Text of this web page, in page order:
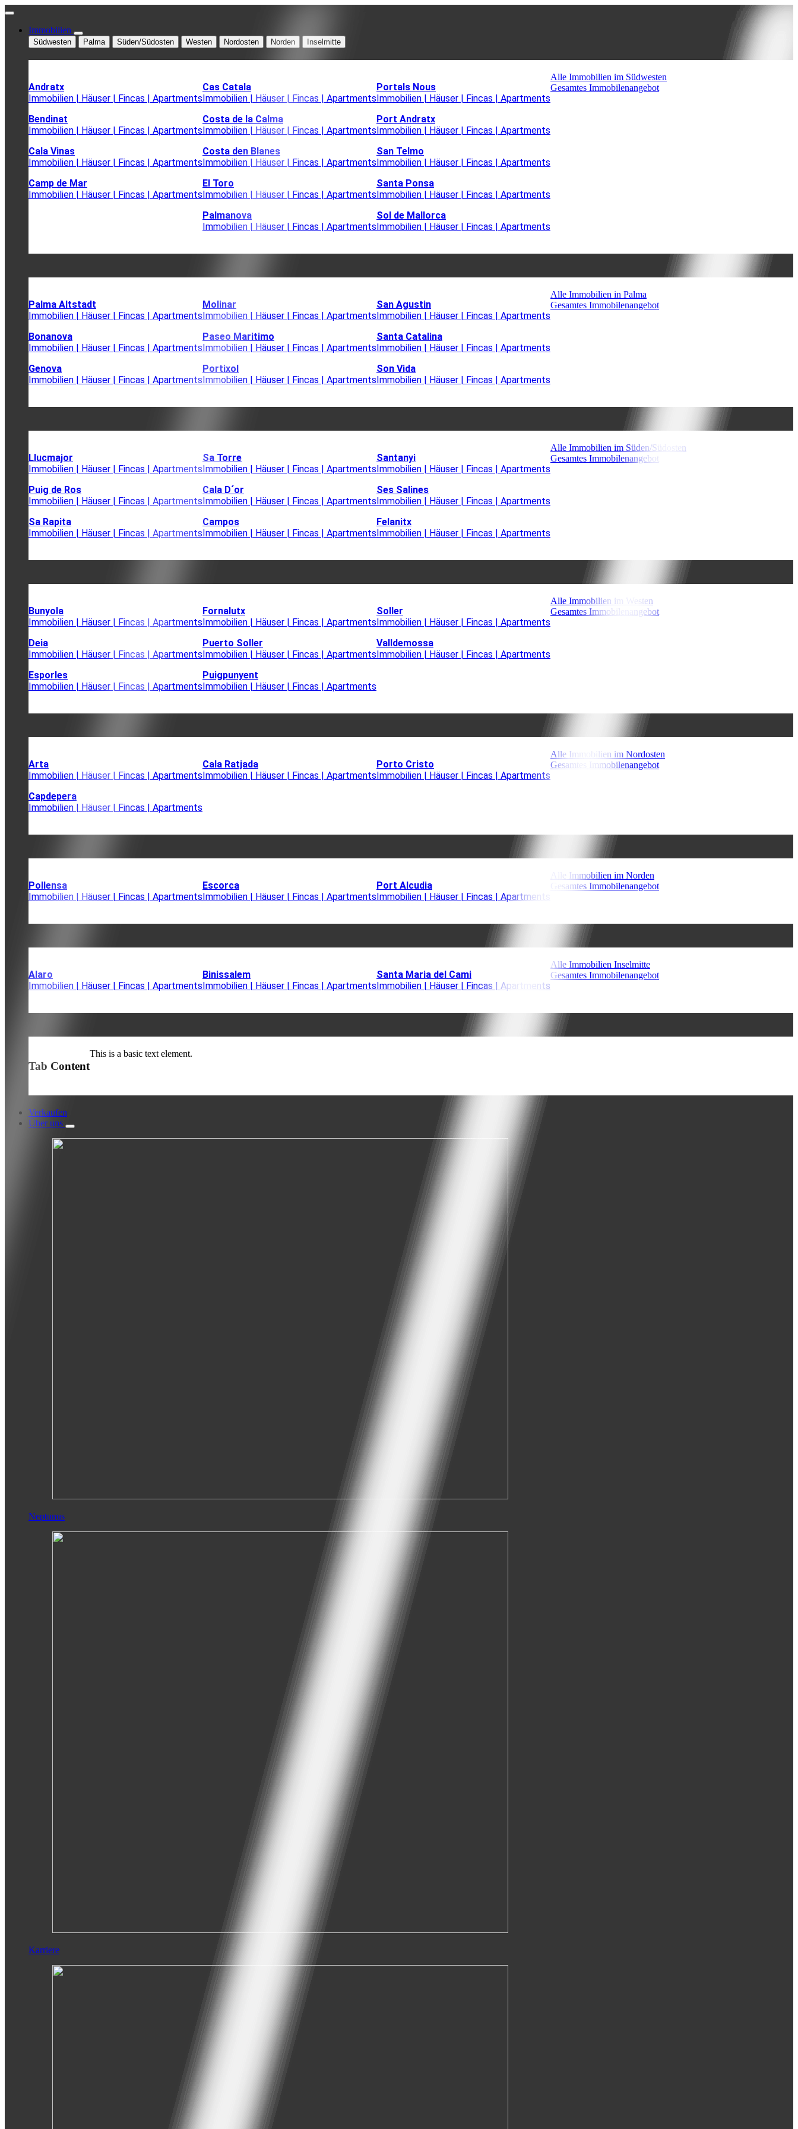
Immobilien
Südwesten Palma Süden/Südosten Westen Nordosten Norden Inselmitte
Andratx
Immobilien | Häuser | Fincas | Apartments
Bendinat
Immobilien | Häuser | Fincas | Apartments
Cala Vinas
Immobilien | Häuser | Fincas | Apartments
Camp de Mar
Immobilien | Häuser | Fincas | Apartments
Cas Catala
Immobilien | Häuser | Fincas | Apartments
Costa de la Calma
Immobilien | Häuser | Fincas | Apartments
Costa den Blanes
Immobilien | Häuser | Fincas | Apartments
El Toro
Immobilien | Häuser | Fincas | Apartments
Palmanova
Immobilien | Häuser | Fincas | Apartments
Portals Nous
Immobilien | Häuser | Fincas | Apartments
Port Andratx
Immobilien | Häuser | Fincas | Apartments
San Telmo
Immobilien | Häuser | Fincas | Apartments
Santa Ponsa
Immobilien | Häuser | Fincas | Apartments
Sol de Mallorca
Immobilien | Häuser | Fincas | Apartments
Alle Immobilien im Südwesten
Gesamtes Immobilenangebot
Palma Altstadt
Immobilien | Häuser | Fincas | Apartments
Bonanova
Immobilien | Häuser | Fincas | Apartments
Genova
Immobilien | Häuser | Fincas | Apartments
Molinar
Immobilien | Häuser | Fincas | Apartments
Paseo Maritimo
Immobilien | Häuser | Fincas | Apartments
Portixol
Immobilien | Häuser | Fincas | Apartments
San Agustin
Immobilien | Häuser | Fincas | Apartments
Santa Catalina
Immobilien | Häuser | Fincas | Apartments
Son Vida
Immobilien | Häuser | Fincas | Apartments
Alle Immobilien in Palma
Gesamtes Immobilenangebot
Llucmajor
Immobilien | Häuser | Fincas | Apartments
Puig de Ros
Immobilien | Häuser | Fincas | Apartments
Sa Rapita
Immobilien | Häuser | Fincas | Apartments
Sa Torre
Immobilien | Häuser | Fincas | Apartments
Cala D´or
Immobilien | Häuser | Fincas | Apartments
Campos
Immobilien | Häuser | Fincas | Apartments
Santanyi
Immobilien | Häuser | Fincas | Apartments
Ses Salines
Immobilien | Häuser | Fincas | Apartments
Felanitx
Immobilien | Häuser | Fincas | Apartments
Alle Immobilien im Süden/Südosten
Gesamtes Immobilenangebot
Bunyola
Immobilien | Häuser | Fincas | Apartments
Deia
Immobilien | Häuser | Fincas | Apartments
Esporles
Immobilien | Häuser | Fincas | Apartments
Fornalutx
Immobilien | Häuser | Fincas | Apartments
Puerto Soller
Immobilien | Häuser | Fincas | Apartments
Puigpunyent
Immobilien | Häuser | Fincas | Apartments
Soller
Immobilien | Häuser | Fincas | Apartments
Valldemossa
Immobilien | Häuser | Fincas | Apartments
Alle Immobilien im Westen
Gesamtes Immobilenangebot
Arta
Immobilien | Häuser | Fincas | Apartments
Capdepera
Immobilien | Häuser | Fincas | Apartments
Cala Ratjada
Immobilien | Häuser | Fincas | Apartments
Porto Cristo
Immobilien | Häuser | Fincas | Apartments
Alle Immobilien im Nordosten
Gesamtes Immobilenangebot
Pollensa
Immobilien | Häuser | Fincas | Apartments
Escorca
Immobilien | Häuser | Fincas | Apartments
Port Alcudia
Immobilien | Häuser | Fincas | Apartments
Alle Immobilien im Norden
Gesamtes Immobilenangebot
Alaro
Immobilien | Häuser | Fincas | Apartments
Binissalem
Immobilien | Häuser | Fincas | Apartments
Santa Maria del Cami
Immobilien | Häuser | Fincas | Apartments
Alle Immobilien Inselmitte
Gesamtes Immobilenangebot
Tab Content
This is a basic text element.
Verkaufen
Über uns
Neptunus
Karriere